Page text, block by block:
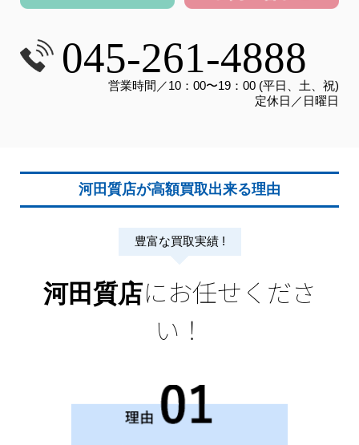
045-261-4888
営業時間／10：00〜19：00 (平日、土、祝)
定休日／日曜日
河田質店が高額買取出来る理由
豊富な買取実績 !
河田質店にお任せくださ
い！